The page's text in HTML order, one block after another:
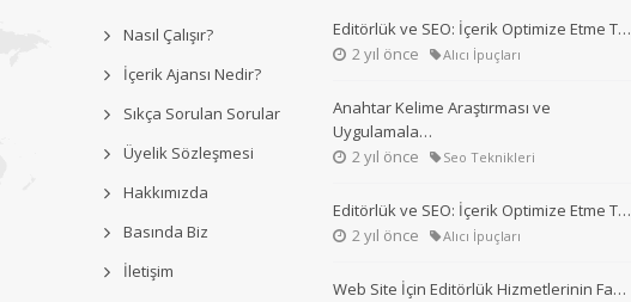
Nasıl Çalışır?
İçerik Ajansı Nedir?
Sıkça Sorulan Sorular
Üyelik Sözleşmesi
Hakkımızda
Basında Biz
İletişim
Editörlük ve SEO: İçerik Optimize Etme T…
2 yıl önce
Alıcı İpuçları
Anahtar Kelime Araştırması ve
Uygulamala…
2 yıl önce
Seo Teknikleri
Editörlük ve SEO: İçerik Optimize Etme T…
2 yıl önce
Alıcı İpuçları
Web Site İçin Editörlük Hizmetlerinin Fa…